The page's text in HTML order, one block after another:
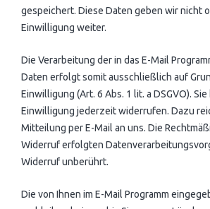
gespeichert. Diese Daten geben wir nicht
Einwilligung weiter.
Die Verarbeitung der in das E-Mail
Daten erfolgt somit ausschließlich auf
Einwilligung (Art. 6 Abs. 1 lit. a DSGVO).
Einwilligung jederzeit widerrufen. Dazu
Mitteilung per E-Mail an uns. Die
Widerruf erfolgten
Widerruf unberührt.
Die von Ihnen im E-Mail Programm